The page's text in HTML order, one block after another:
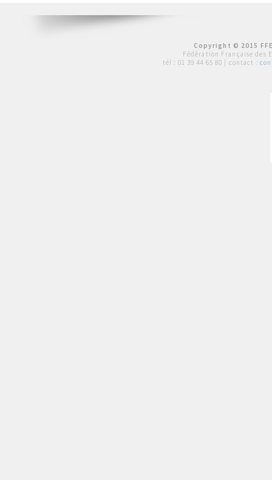
Copyright © 2015
Fédération Française des
tél : 01 39 44 65 80 | contact :